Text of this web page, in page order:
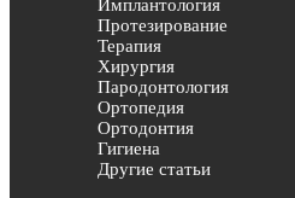
Имплантология
Протезирование
Терапия
Хирургия
Пародонтология
Ортопедия
Ортодонтия
Гигиена
Другие статьи